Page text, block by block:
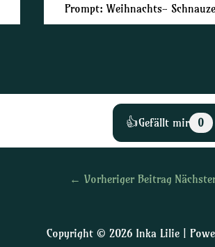
Prompt: Weihnachts-
👍Gefällt mir 0
← Vorheriger Beitrag
Copyright © 2026 Inka Lilie |